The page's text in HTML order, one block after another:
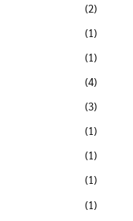
(2)
(1)
(1)
(4)
(3)
(1)
(1)
(1)
(1)